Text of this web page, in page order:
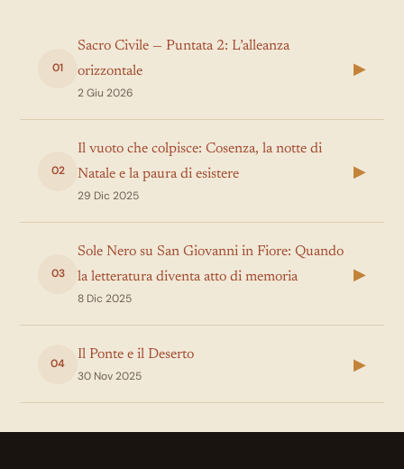
01
Sacro Civile — Puntata 2: L’alleanza
orizzontale
2 Giu 2026
▶
02
Il vuoto che colpisce: Cosenza, la notte di
Natale e la paura di esistere
29 Dic 2025
▶
03
Sole Nero su San Giovanni in Fiore: Quando
la letteratura diventa atto di memoria
8 Dic 2025
▶
04
Il Ponte e il Deserto
30 Nov 2025
▶